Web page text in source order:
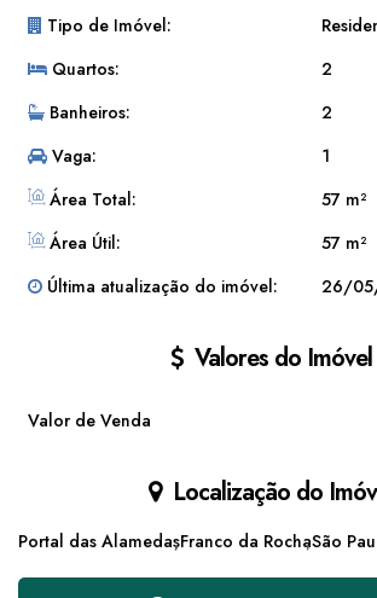
Tipo de Imóvel:
Quartos:
2
Banheiros:
2
Vaga:
1
Área Total:
57 m²
Área Útil:
57 m²
Última atualização do imóvel:
26/
Valores do Imóvel
Valor de Venda
Localização do
Portal das AlamedasFranco da RochaSão